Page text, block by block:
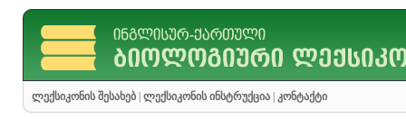
ლექსიკონის შესახებ ლექსიკონის ინსტრუქცია კონტაქტი